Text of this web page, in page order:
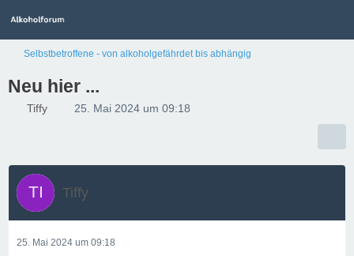
Selbstbetroffene - von alkoholgefährdet bis abhängig
Neu hier ...
Tiffy 25. Mai 2024 um 09:18
Tiffy
25. Mai 2024 um 09:18